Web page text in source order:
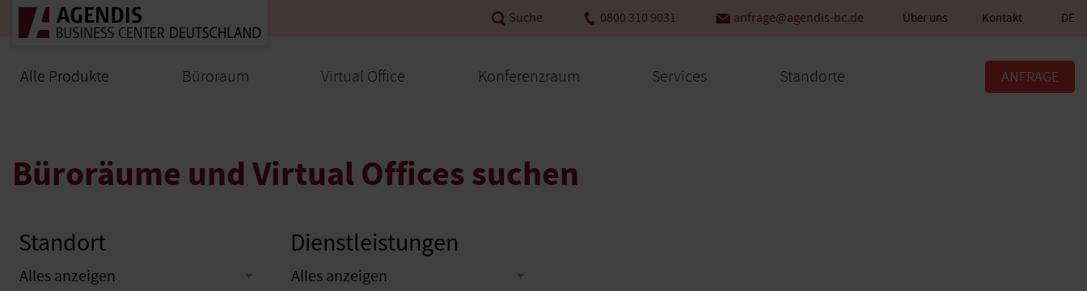
Suche 0800 310 9031 anfrage@agendis-bc.de Über uns Kontakt DE
Alle Produkte Büroraum Virtual Office Konferenzraum Services Standorte
Alle Produkte ANFRAGE
Büroräume und Virtual Offices suchen
Standort Dienstleistungen